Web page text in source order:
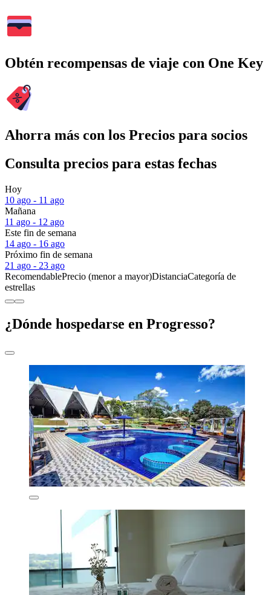
Obtén recompensas de viaje con One Key
Ahorra más con los Precios para socios
Consulta precios para estas fechas
Hoy
10 ago - 11 ago
Mañana
11 ago - 12 ago
Este fin de semana
14 ago - 16 ago
Próximo fin de semana
21 ago - 23 ago
RecomendablePrecio (menor a mayor)DistanciaCategoría de
estrellas
¿Dónde hospedarse en Progresso?